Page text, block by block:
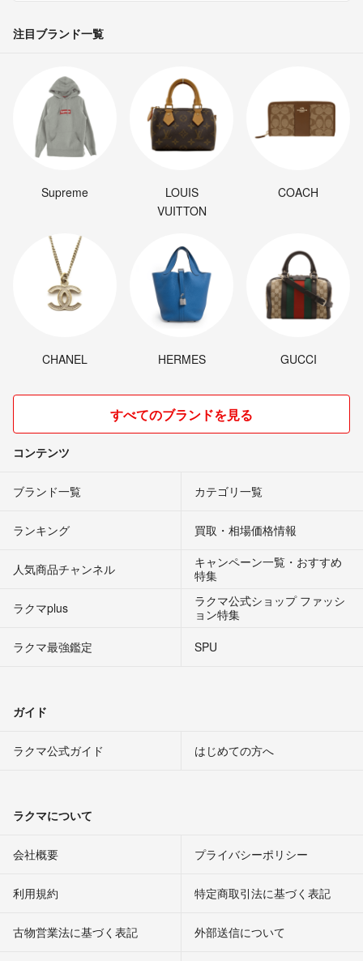
注目ブランド一覧
Supreme
LOUIS
VUITTON
COACH
CHANEL HERMES GUCCI
すべてのブランドを見る
コンテンツ
ブランド一覧 カテゴリ一覧
ランキング 買取・相場価格情報
人気商品チャンネル
キャンペーン一覧・おすすめ
特集
ラクマplus
ラクマ公式ショップ ファッシ
ョン特集
ラクマ最強鑑定
SPU
ガイド
ラクマ公式ガイド はじめての方へ
ラクマについて
会社概要 プライバシーポリシー
利用規約 特定商取引法に基づく表記
古物営業法に基づく表記 外部送信について